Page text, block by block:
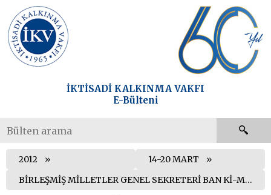
İKTİSADİ KALKINMA VAKFI
E-Bülteni
2012
14-20 MART
BİRLEŞMİŞ MİLLETLER GENEL SEKRETERİ BAN Kİ-MOON KIBRIS KONUSUNDA TASLAK RAPORUNU GÜVENLİK KONSEYİ’NE SUNDU